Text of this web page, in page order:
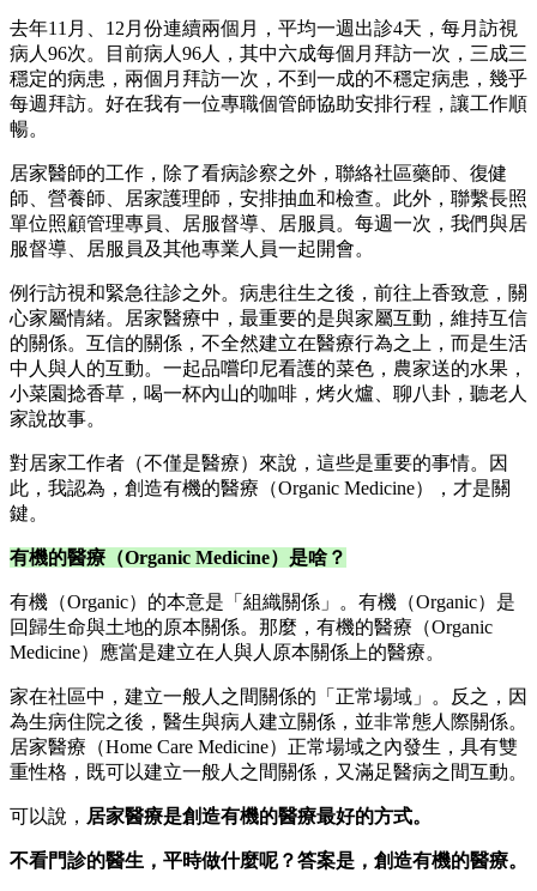
去年11月、12月份連續兩個月，平均一週出診4天，每月訪視
病人96次。目前病人96人，其中六成每個月拜訪一次，三成三
穩定的病患，兩個月拜訪一次，不到一成的不穩定病患，幾乎
每週拜訪。好在我有一位專職個管師協助安排行程，讓工作順
暢。
居家醫師的工作，除了看病診察之外，聯絡社區藥師、復健
師、營養師、居家護理師，安排抽血和檢查。此外，聯繫長照
單位照顧管理專員、居服督導、居服員。每週一次，我們與居
服督導、居服員及其他專業人員一起開會。
例行訪視和緊急往診之外。病患往生之後，前往上香致意，關
心家屬情緒。居家醫療中，最重要的是與家屬互動，維持互信
的關係。互信的關係，不全然建立在醫療行為之上，而是生活
中人與人的互動。一起品嚐印尼看護的菜色，農家送的水果，
小菜園捻香草，喝一杯內山的咖啡，烤火爐、聊八卦，聽老人
家說故事。
對居家工作者（不僅是醫療）來說，這些是重要的事情。因
此，我認為，創造有機的醫療（Organic Medicine），才是關
鍵。
有機的醫療（Organic Medicine）是啥？
有機（Organic）的本意是「組織關係」。有機（Organic）是
回歸生命與土地的原本關係。那麼，有機的醫療（Organic
Medicine）應當是建立在人與人原本關係上的醫療。
家在社區中，建立一般人之間關係的「正常場域」。反之，因
為生病住院之後，醫生與病人建立關係，並非常態人際關係。
居家醫療（Home Care Medicine）正常場域之內發生，具有雙
重性格，既可以建立一般人之間關係，又滿足醫病之間互動。
可以說， 居家醫療是創造有機的醫療最好的方式。
不看門診的醫生，平時做什麼呢？答案是，創造有機的醫療。